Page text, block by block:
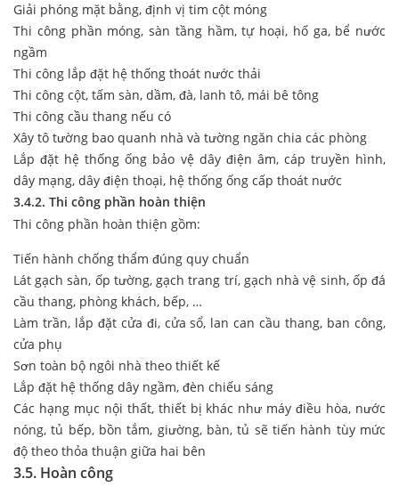
Giải phóng mặt bằng, định vị tim cột móng
Thi công phần móng, sàn tầng hầm, tự hoại, hố ga, bể nước
ngầm
Thi công lắp đặt hệ thống thoát nước thải
Thi công cột, tấm sàn, dầm, đà, lanh tô, mái bê tông
Thi công cầu thang nếu có
Xây tô tường bao quanh nhà và tường ngăn chia các phòng
Lắp đặt hệ thống ống bảo vệ dây điện âm, cáp truyền hình,
dây mạng, dây điện thoại, hệ thống ống cấp thoát nước
3.4.2. Thi công phần hoàn thiện
Thi công phần hoàn thiện gồm:
Tiến hành chống thẩm đúng quy chuẩn
Lát gạch sàn, ốp tường, gạch trang trí, gạch nhà vệ sinh, ốp đá
cầu thang, phòng khách, bếp, …
Làm trần, lắp đặt cửa đi, cửa sổ, lan can cầu thang, ban công,
cửa phụ
Sơn toàn bộ ngôi nhà theo thiết kế
Lắp đặt hệ thống dây ngầm, đèn chiếu sáng
Các hạng mục nội thất, thiết bị khác như máy điều hòa, nước
nóng, tủ bếp, bồn tắm, giường, bàn, tủ sẽ tiến hành tùy mức
độ theo thỏa thuận giữa hai bên
3.5. Hoàn công